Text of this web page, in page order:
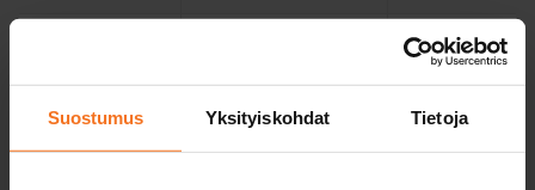
Suostumus Yksityiskohdat Tietoja
mopedbil
En körlektion = 50
3